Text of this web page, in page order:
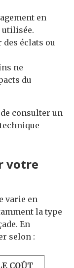
en
utilisée.
des éclats ou
ne
du
consulter un
votre
varie en
la type
En
selon :
COÛT